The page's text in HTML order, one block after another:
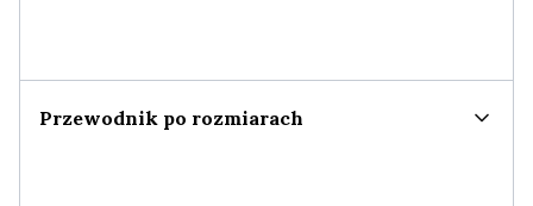
Przewodnik po rozmiarach